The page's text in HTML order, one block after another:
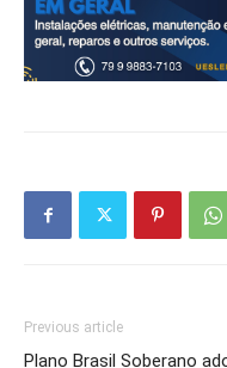
Previous article
Plano Brasil Soberano